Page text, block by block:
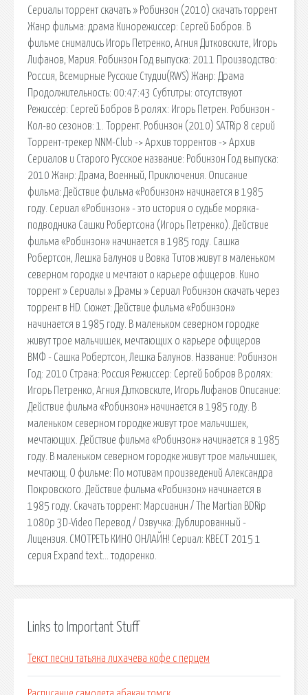
Сериалы торрент скачать » Робинзон (2010) скачать торрент
Жанр фильма: драма Кинорежиссер: Сергей Бобров. В
фильме снимались Игорь Петренко, Агния Дитковските, Игорь
Лифанов, Мария. Робинзон Год выпуска: 2011 Производство:
Россия, Всемирные Русские Студии(RWS) Жанр: Драма
Продолжительность: 00:47:43 Субтитры: отсутствуют
Режиссёр: Сергей Бобров В ролях: Игорь Петрен. Робинзон -
Кол-во сезонов: 1. Торрент. Робинзон (2010) SATRip 8 серий
Торрент-трекер NNM-Club -> Архив торрентов -> Архив
Сериалов и Старого Русское название: Робинзон Год выпуска:
2010 Жанр: Драма, Военный, Приключения. Описание
фильма: Действие фильма «Робинзон» начинается в 1985
году. Сериал «Робинзон» - это история о судьбе моряка-
подводника Сашки Робертсона (Игорь Петренко). Действие
фильма «Робинзон» начинается в 1985 году. Сашка
Робертсон, Лешка Балунов и Вовка Титов живут в маленьком
северном городке и мечтают о карьере офицеров. Кино
торрент » Сериалы » Драмы » Сериал Робинзон cкачать через
торрент в HD. Сюжет: Действие фильма «Робинзон»
начинается в 1985 году. В маленьком северном городке
живут трое мальчишек, мечтающих о карьере офицеров
ВМФ - Сашка Робертсон, Лешка Балунов. Название: Робинзон
Год: 2010 Страна: Россия Режиссер: Сергей Бобров В ролях:
Игорь Петренко, Агния Дитковските, Игорь Лифанов Описание:
Действие фильма «Робинзон» начинается в 1985 году. В
маленьком северном городке живут трое мальчишек,
мечтающих. Действие фильма «Робинзон» начинается в 1985
году. В маленьком северном городке живут трое мальчишек,
мечтающ. О фильме: По мотивам произведений Александра
Покровского. Действие фильма «Робинзон» начинается в
1985 году. Скачать торрент: Марсианин / The Martian BDRip
1080p 3D-Video Перевод / Озвучка: Дублированный -
Лицензия. СМОТРЕТЬ КИНО ОНЛАЙН! Сериал: КВЕСТ 2015 1
серия Expand text… тодоренко.
Links to Important Stuff
Текст песни татьяна лихачева кофе с перцем